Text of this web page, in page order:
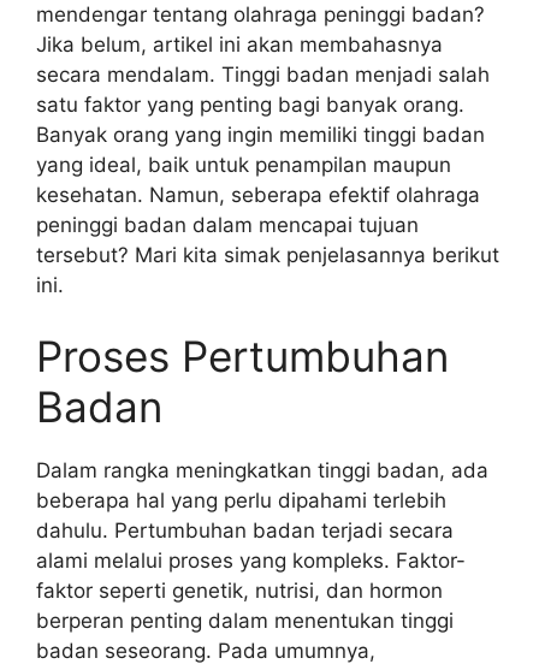
mendengar tentang olahraga peninggi badan?
Jika belum, artikel ini akan membahasnya
secara mendalam. Tinggi badan menjadi salah
satu faktor yang penting bagi banyak orang.
Banyak orang yang ingin memiliki tinggi badan
yang ideal, baik untuk penampilan maupun
kesehatan. Namun, seberapa efektif olahraga
peninggi badan dalam mencapai tujuan
tersebut? Mari kita simak penjelasannya berikut
ini.
Proses Pertumbuhan
Badan
Dalam rangka meningkatkan tinggi badan, ada
beberapa hal yang perlu dipahami terlebih
dahulu. Pertumbuhan badan terjadi secara
alami melalui proses yang kompleks. Faktor-
faktor seperti genetik, nutrisi, dan hormon
berperan penting dalam menentukan tinggi
badan seseorang. Pada umumnya,